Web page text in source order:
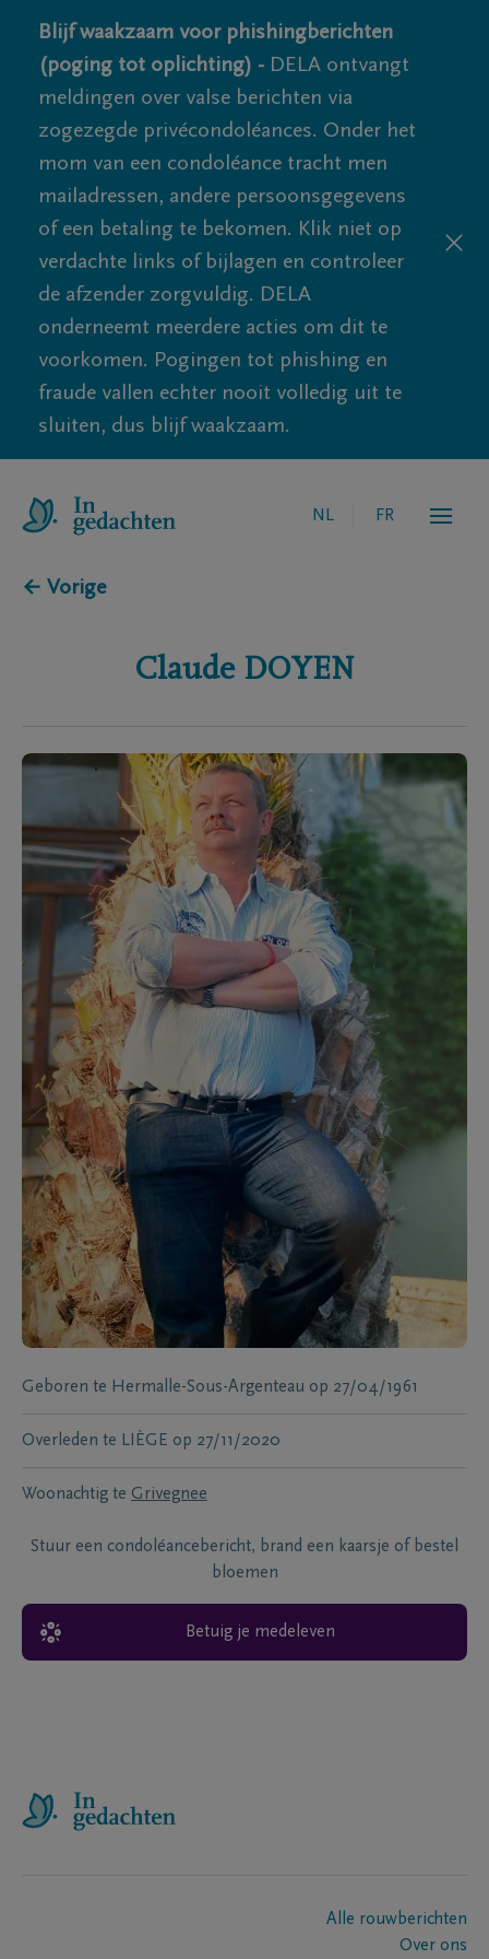
Blijf waakzaam voor phishingberichten
(poging tot oplichting) - DELA ontvangt
meldingen over valse berichten via
zogezegde privécondoléances. Onder het
mom van een condoléance tracht men
mailadressen, andere persoonsgegevens
of een betaling te bekomen. Klik niet op
verdachte links of bijlagen en controleer
de afzender zorgvuldig. DELA
onderneemt meerdere acties om dit te
voorkomen. Pogingen tot phishing en
fraude vallen echter nooit volledig uit te
sluiten, dus blijf waakzaam.
NL FR
← Vorige
Claude DOYEN
Geboren te Hermalle-Sous-Argenteau op 27/04/1961
Overleden te LIÈGE op 27/11/2020
Woonachtig te Grivegnee
Stuur een condoléancebericht, brand een kaarsje of bestel
bloemen
Betuig je medeleven
Alle rouwberichten
Over ons